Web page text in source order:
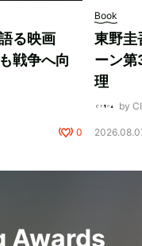
る映画
戦争へ向
0
Book
東野圭
ーン第
理
by
Awards